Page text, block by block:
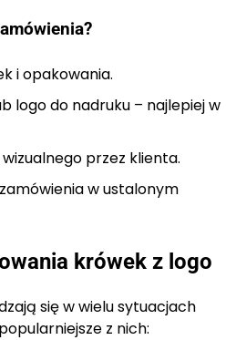
i opakowania.
logo do nadruku – najlepiej w
przez klienta.
w ustalonym
krówek z logo
się w wielu sytuacjach
z nich: